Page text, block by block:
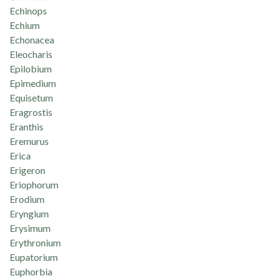
Echinops
Echium
Echonacea
Eleocharis
Epilobium
Epimedium
Equisetum
Eragrostis
Eranthis
Eremurus
Erica
Erigeron
Eriophorum
Erodium
Eryngium
Erysimum
Erythronium
Eupatorium
Euphorbia